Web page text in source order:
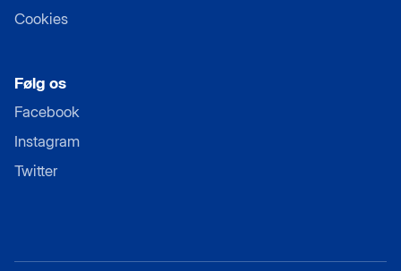
Cookies
Følg os
Facebook
Instagram
Twitter